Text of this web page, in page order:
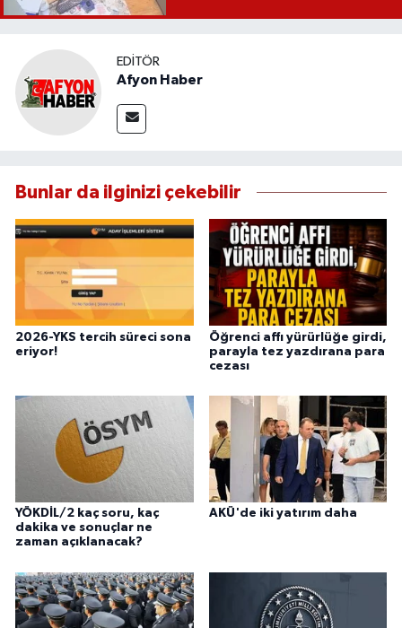
EDITÖR
Afyon Haber
Bunlar da ilginizi çekebilir
2026-YKS tercih süreci sona
eriyor!
Öğrenci affı yürürlüğe girdi,
parayla tez yazdırana para
cezası
YÖKDİL/2 kaç soru, kaç
dakika ve sonuçlar ne
zaman açıklanacak?
AKÜ'de iki yatırım daha